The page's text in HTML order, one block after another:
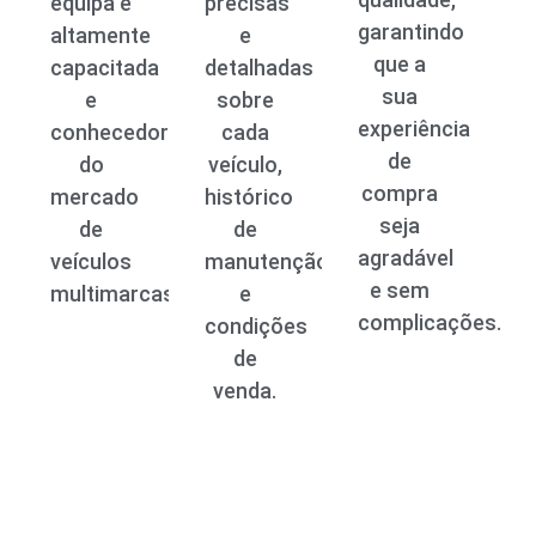
altamente
capacitada
e
conhecedora
do
mercado
de
veículos
multimarcas.
e
detalhadas
sobre
cada
veículo,
histórico
de
manutenção
e
condições
de
venda.
garantindo
que a
sua
experiência
de
compra
seja
agradável
e sem
complicações.